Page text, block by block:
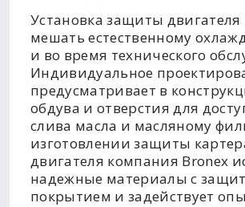
Установка защиты двигателя
мешать естественному
и во время технического
Индивидуальное
предусматривает в
обдува и отверстия для
слива масла и масляному
изготовлении защиты
двигателя компания Bronex
надежные материалы с
покрытием и задействует